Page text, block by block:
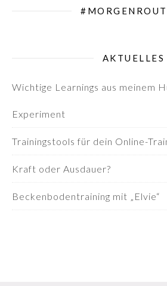
AKTUELLES
Wichtige Learnings aus meinem
Experiment
Trainingstools für dein Online-
Kraft oder Ausdauer?
Beckenbodentraining mit „Elvie“